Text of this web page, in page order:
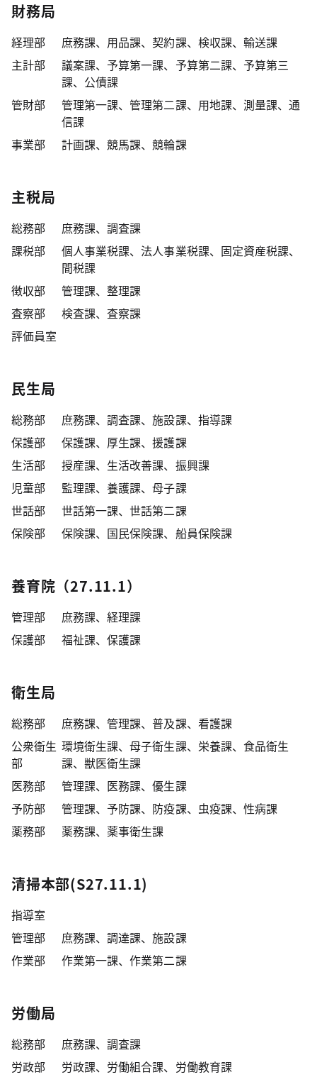
財務局
経理部
庶務課、用品課、契約課、検収課、輸送課
主計部
議案課、予算第一課、予算第二課、予算第三
課、公債課
管財部
管理第一課、管理第二課、用地課、測量課、通
信課
事業部
計画課、競馬課、競輪課
主税局
総務部
庶務課、調査課
課税部
個人事業税課、法人事業税課、固定資産税課、
間税課
徴収部
管理課、整理課
査察部
検査課、査察課
評価員室
民生局
総務部
庶務課、調査課、施設課、指導課
保護部
保護課、厚生課、援護課
生活部
授産課、生活改善課、振興課
児童部
監理課、養護課、母子課
世話部
世話第一課、世話第二課
保険部
保険課、国民保険課、船員保険課
養育院（27.11.1）
管理部
庶務課、経理課
保護部
福祉課、保護課
衛生局
総務部
庶務課、管理課、普及課、看護課
公衆衛生
部
環境衛生課、母子衛生課、栄養課、食品衛生
課、獣医衛生課
医務部
管理課、医務課、優生課
予防部
管理課、予防課、防疫課、虫疫課、性病課
薬務部
薬務課、薬事衛生課
清掃本部(S27.11.1)
指導室
管理部
庶務課、調達課、施設課
作業部
作業第一課、作業第二課
労働局
総務部
庶務課、調査課
労政部
労政課、労働組合課、労働教育課